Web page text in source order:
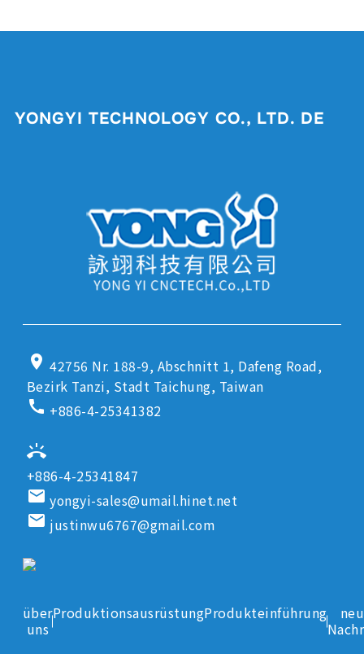
YONGYI TECHNOLOGY CO., LTD. DE
location_on 42756 Nr. 188-9, Abschnitt 1, Dafeng Road,
Bezirk Tanzi, Stadt Taichung, Taiwan
call +886-4-25341382
ring_volume
+886-4-25341847
email yongyi-sales@umail.hinet.net
email justinwu6767@gmail.com
über
uns
ProduktionsausrüstungProdukteinführung